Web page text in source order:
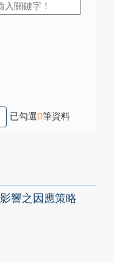
已勾選0筆資料
響之因應策略